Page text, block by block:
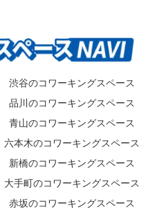
渋谷のコワーキングスペース
品川のコワーキングスペース
青山のコワーキングスペース
六本木のコワーキングスペース
新橋のコワーキングスペース
大手町のコワーキングスペース
赤坂のコワーキングスペース